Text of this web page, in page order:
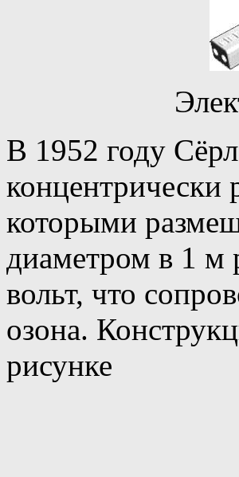
В 1952 году
которыми
диаметром в 1 м
вольт, что
озона.
рисунке